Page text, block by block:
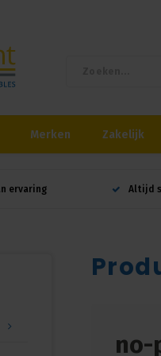
Merken Zakelijk
ervaring Altijd